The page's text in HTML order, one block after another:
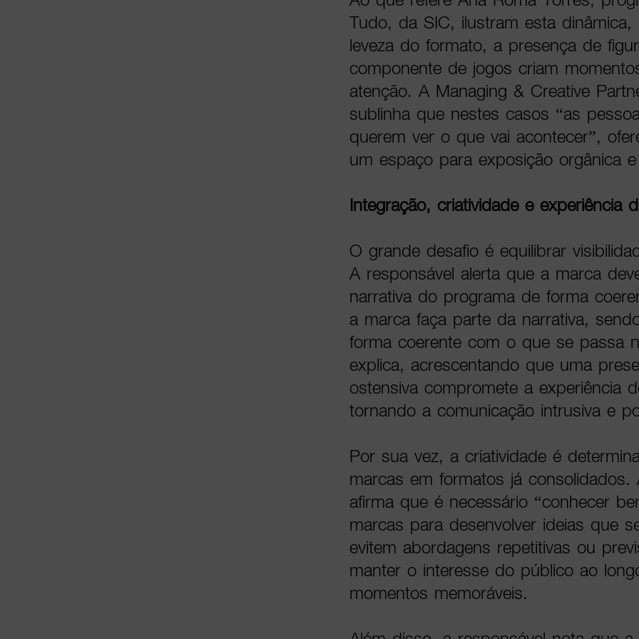
Tudo, da SIC, ilustram esta
leveza do formato, a presença de
componente de jogos criam
atenção. A Managing & Creative
sublinha que nestes casos “as
querem ver o que vai acontecer”,
um espaço para exposição orgânica
Integração, criatividade e experiência
O grande desafio é equilibrar
A responsável alerta que a marca
narrativa do programa de forma
a marca faça parte da narrativa,
forma coerente com o que se passa
explica, acrescentando que uma
ostensiva compromete a experiência
tornando a comunicação intrusiva e
Por sua vez, a criatividade é
marcas em formatos já consolidados.
afirma que é necessário “conhecer
marcas para desenvolver ideias que
evitem abordagens repetitivas ou
manter o interesse do público ao
momentos memoráveis.